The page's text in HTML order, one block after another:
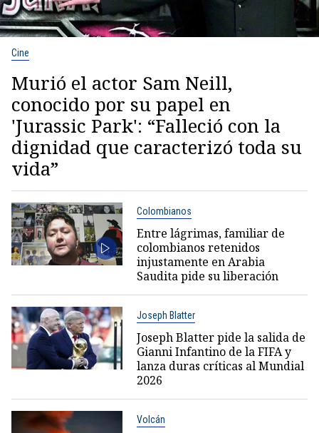
Cine
Murió el actor Sam Neill,
conocido por su papel en
'Jurassic Park': “Falleció con la
dignidad que caracterizó toda su
vida”
Colombianos
Entre lágrimas, familiar de
colombianos retenidos
injustamente en Arabia
Saudita pide su liberación
Joseph Blatter
Joseph Blatter pide la salida de
Gianni Infantino de la FIFA y
lanza duras críticas al Mundial
2026
Volcán